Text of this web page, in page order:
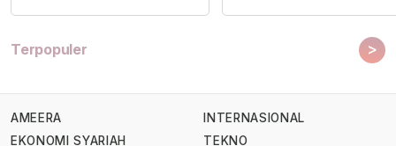
Terpopuler >
AMEERA
EKONOMI SYARIAH
INTERNASIONAL
TEKNO